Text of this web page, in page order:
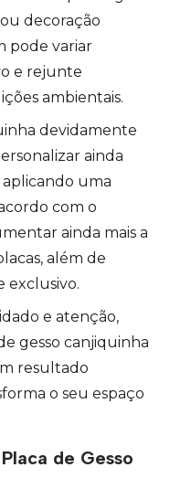
decoração
pode variar
e rejunte
ambientais.
devidamente
ainda
uma
com o
ainda mais a
além de
exclusivo.
e atenção,
gesso canjiquinha
resultado
o seu espaço
de Gesso